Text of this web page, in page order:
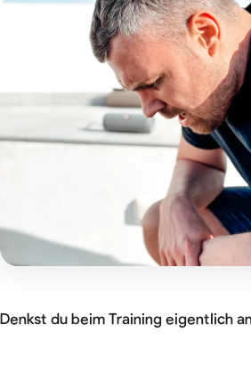
Denkst du beim Training eigentlich